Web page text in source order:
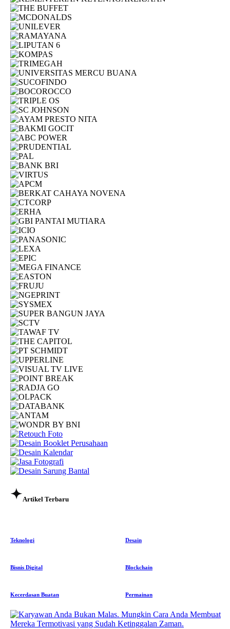
Artikel Terbaru
Teknologi Desain
Bisnis Digital Blockchain
Kecerdasan Buatan Permainan